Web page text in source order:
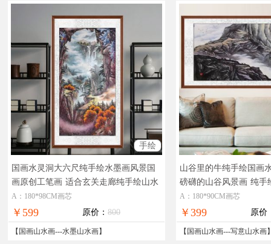
手绘
国画水灵洞大六尺纯手绘水墨画风景国
画原创工笔画 适合玄关走廊纯手绘山水
画水墨国画
A：180*98CM画芯
￥599 原价： 800
【 国画山水画---水墨山水画】
山谷里的牛纯手绘国画
磅礴的山谷风景画 纯手
风景国画
A：180*90CM画芯
￥399 原价
【 国画山水画---写意山水画